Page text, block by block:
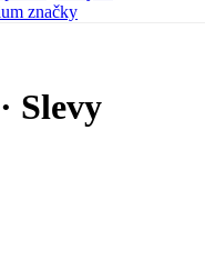
značky
Slevy